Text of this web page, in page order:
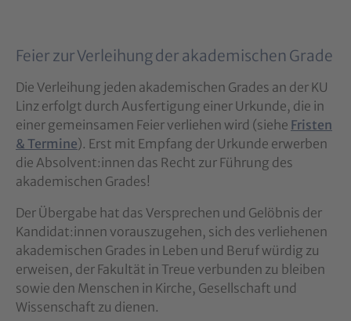
Feier zur Verleihung der akademischen Grade
Die Verleihung jeden akademischen Grades an der KU
Linz erfolgt durch Ausfertigung einer Urkunde, die in
einer gemeinsamen Feier verliehen wird (siehe Fristen
& Termine). Erst mit Empfang der Urkunde erwerben
die Absolvent:innen das Recht zur Führung des
akademischen Grades!
Der Übergabe hat das Versprechen und Gelöbnis der
Kandidat:innen vorauszugehen, sich des verliehenen
akademischen Grades in Leben und Beruf würdig zu
erweisen, der Fakultät in Treue verbunden zu bleiben
sowie den Menschen in Kirche, Gesellschaft und
Wissenschaft zu dienen.